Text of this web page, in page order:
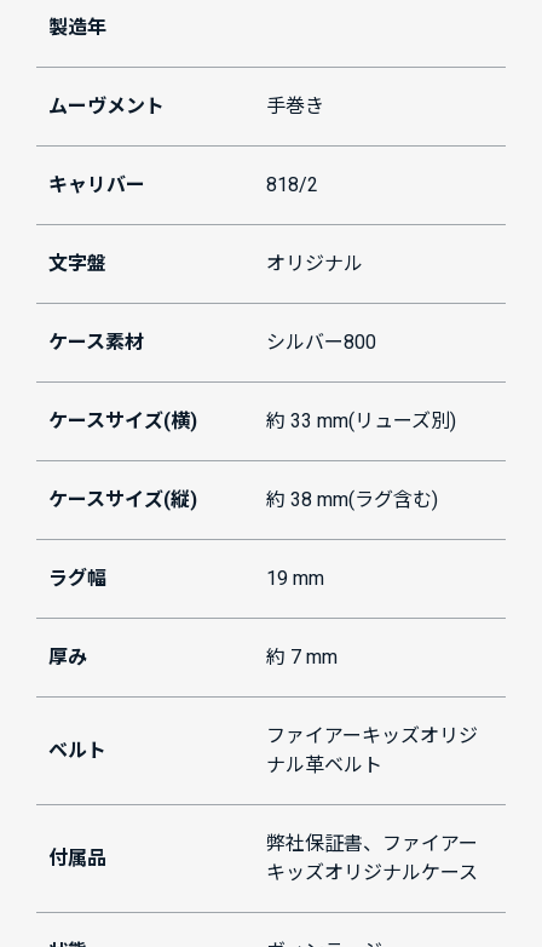
製造年
ムーヴメント 手巻き
キャリバー 818/2
文字盤 オリジナル
ケース素材 シルバー800
ケースサイズ(横) 約 33 mm(リューズ別)
ケースサイズ(縦) 約 38 mm(ラグ含む)
ラグ幅 19 mm
厚み 約 7 mm
ベルト
ファイアーキッズオリジ
ナル革ベルト
付属品
弊社保証書、ファイアー
キッズオリジナルケース